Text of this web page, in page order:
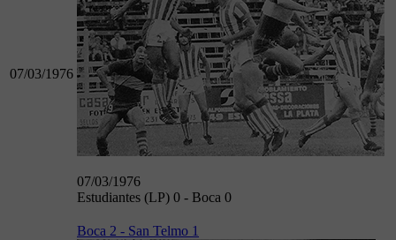
07/03/1976
07/03/1976
Estudiantes (LP) 0 - Boca 0
Boca 2 - San Telmo 1